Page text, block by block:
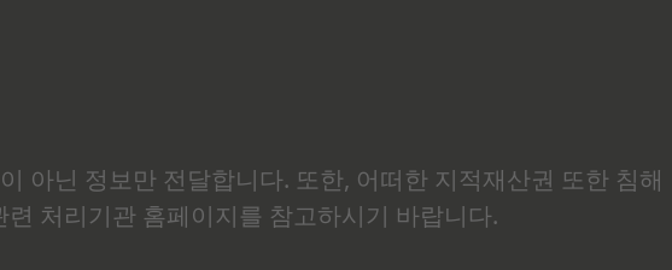
아닌 정보만 전달합니다. 또한, 어떠한 지적재산권 또한 침해
처리기관 홈페이지를 참고하시기 바랍니다.